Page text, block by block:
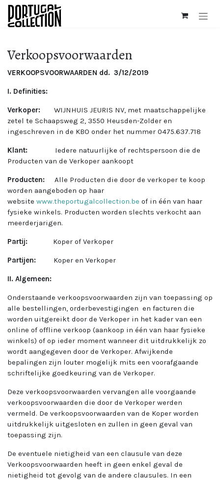
Overslaan naar inhoud
Verkoopsvoorwaarden
VERKOOPSVOORWAARDEN dd. 3/12/2019
I. Definities:
Verkoper:
WIJNHUIS JEURIS NV, met maatschappelijke
zetel te Schaapsweg 2, 3550 Heusden-Zolder en
ingeschreven in de KBO onder het nummer 0475.637.718
Klant: Iedere natuurlijke of rechtspersoon die de
Producten van de Verkoper aankoopt
Producten: Alle Producten die door de verkoper te koop
worden aangeboden op haar
website www.theportugalcollection.be of in één van haar
fysieke winkels. Producten worden slechts verkocht aan
meerderjarigen.
Partij: Koper of Verkoper
Partijen: Koper en Verkoper
II. Algemeen:
Onderstaande verkoopsvoorwaarden zijn van toepassing op
alle bestellingen, orderbevestigingen en facturen die
worden uitgereikt door de Verkoper in het kader van een
online of offline verkoop (aankoop in één van haar fysieke
winkels) of op ieder moment wanneer dit uitdrukkelijk zo
wordt aangegeven door de Verkoper. Afwijkende
bepalingen zijn louter mogelijk mits een voorafgaande
schriftelijke goedkeuring van de Verkoper.
Deze verkoopsvoorwaarden vervangen alle voorgaande
verkoopsvoorwaarden die door de Verkoper werden
vermeld. De verkoopsvoorwaarden van de Koper worden
uitdrukkelijk uitgesloten en zullen in geen geval van
toepassing zijn.
De eventuele nietigheid van een clausule van deze
Verkoopsvoorwaarden heeft in geen enkel geval de
nietigheid tot gevolg van de andere clausules. In een